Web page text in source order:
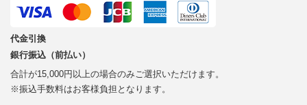
代金引換
銀行振込（前払い）
合計が15,000円以上の場合のみご選択いただけます。
※振込手数料はお客様負担となります。